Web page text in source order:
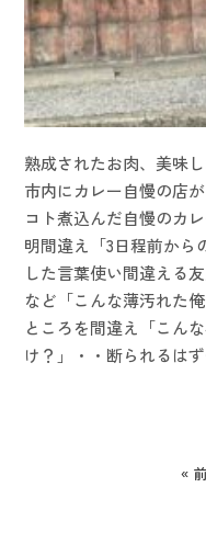
熟成されたお肉、美味
市内にカレー自慢の店
コト煮込んだ自慢のカ
明間違え「3日程前から
した言葉使い間違える
など「こんな薄汚れた
ところを間違え「こん
け？」・・断られるは
«